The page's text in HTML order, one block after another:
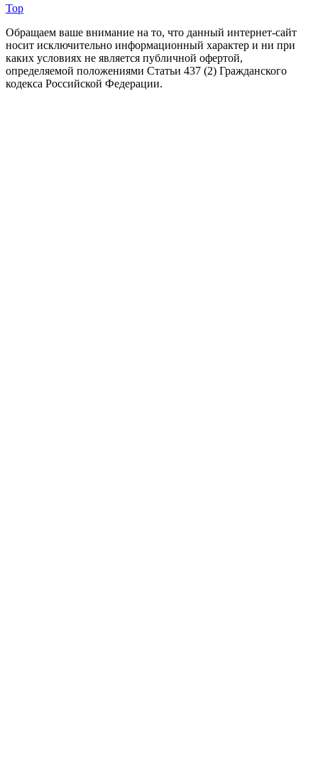
Top
Обращаем ваше внимание на то, что данный интернет-сайт
носит исключительно информационный характер и ни при
каких условиях не является публичной офертой,
определяемой положениями Статьи 437 (2) Гражданского
кодекса Российской Федерации.